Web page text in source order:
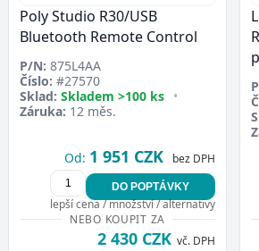
Poly Studio R30/USB
Bluetooth Remote Control
P/N: 875L4AA
Číslo: #27570
Sklad: Skladem >100 ks •
Záruka: 12 měs.
Od: 1 951 CZK bez DPH
DO POPTÁVKY
lepší cena / množství / alternativy
NEBO KOUPIT ZA
2 430 CZK vč. DPH